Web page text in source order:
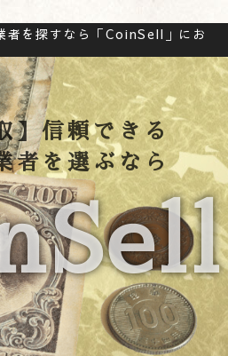
者を探すなら「CoinSell」にお
】信頼できる
者を選ぶなら